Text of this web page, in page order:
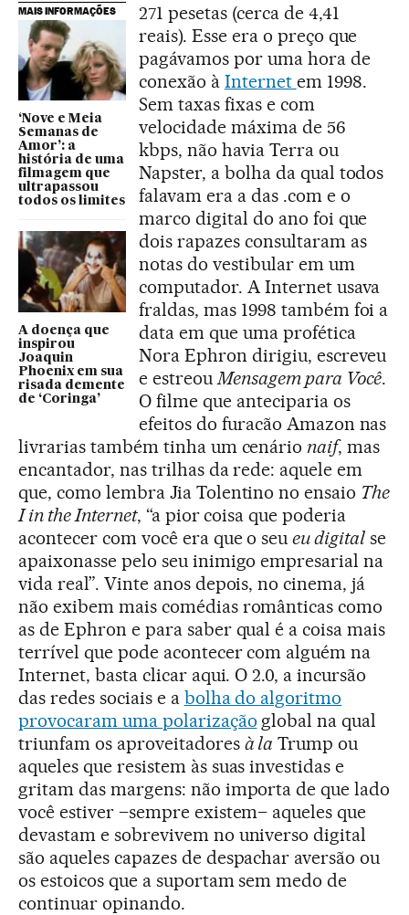
MAIS INFORMAÇÕES
‘Nove e Meia
Semanas de
Amor’: a
história de uma
filmagem que
ultrapassou
todos os limites
A doença que
inspirou
Joaquin
Phoenix em sua
risada demente
de ‘Coringa’
271 pesetas (cerca de 4,41
reais). Esse era o preço que
pagávamos por uma hora de
conexão à Internet em 1998.
Sem taxas fixas e com
velocidade máxima de 56
kbps, não havia Terra ou
Napster, a bolha da qual todos
falavam era a das .com e o
marco digital do ano foi que
dois rapazes consultaram as
notas do vestibular em um
computador. A Internet usava
fraldas, mas 1998 também foi a
data em que uma profética
Nora Ephron dirigiu, escreveu
e estreou Mensagem para Você.
O filme que anteciparia os
efeitos do furacão Amazon nas
livrarias também tinha um cenário naif, mas
encantador, nas trilhas da rede: aquele em
que, como lembra Jia Tolentino no ensaio The
I in the Internet, “a pior coisa que poderia
acontecer com você era que o seueu digital se
apaixonasse pelo seu inimigo empresarial na
vida real”. Vinte anos depois, no cinema, já
não exibem mais comédias românticas como
as de Ephron e para saber qual é a coisa mais
terrível que pode acontecer com alguém na
Internet, basta clicar aqui. O 2.0, a incursão
das redes sociais e a bolha do algoritmo
provocaram uma polarização global na qual
triunfam os aproveitadores à la Trump ou
aqueles que resistem às suas investidas e
gritam das margens: não importa de que lado
você estiver –sempre existem– aqueles que
devastam e sobrevivem no universo digital
são aqueles capazes de despachar aversão ou
os estoicos que a suportam sem medo de
continuar opinando.